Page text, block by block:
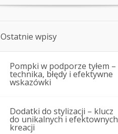
Ostatnie wpisy
Pompki w podporze tyłem –
technika, błędy i efektywne
wskazówki
Dodatki do stylizacji – klucz
do unikalnych i efektownych
kreacji